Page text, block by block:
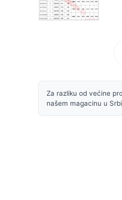
Za razliku od većine
našem magacinu u